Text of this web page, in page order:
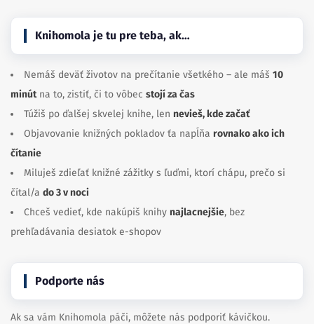
Knihomola je tu pre teba, ak…
Nemáš deväť životov na prečítanie všetkého – ale máš 10
minútna to, zistiť, či to vôbec stojí za čas
Túžiš po ďalšej skvelej knihe, len nevieš, kde začať
Objavovanie knižných pokladov ťa napĺňa rovnako ako ich
čítanie
Miluješ zdieľať knižné zážitky s ľuďmi, ktorí chápu, prečo si
čítal/a do 3 v noci
Chceš vedieť, kde nakúpiš knihy najlacnejšie, bez
prehľadávania desiatok e-shopov
Podporte nás
Ak sa vám Knihomola páči, môžete nás podporiť kávičkou.